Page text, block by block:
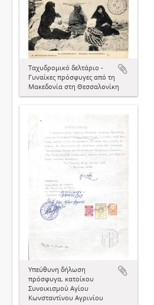
Ταχυδρομικό δελτάριο -
Γυναίκες πρόσφυγες από τη
Μακεδονία στη Θεσσαλονίκη
Υπεύθυνη δήλωση
πρόσφυγα, κατοίκου
Συνοικισμού Αγίου
Κωνσταντίνου Αγρινίου